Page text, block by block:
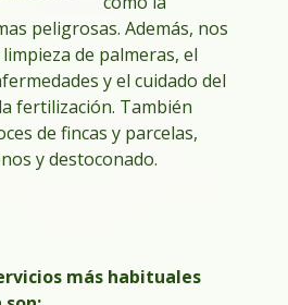
peligrosas. Además, nos
de palmeras, el
y el cuidado del
fertilización. También
de fincas y parcelas,
y destoconado.
más habituales